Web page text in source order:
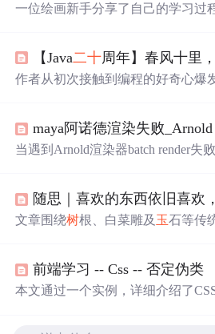
一位绘画新手分享了自己的学习过
【Java二十周年】春风十里
作者从初次接触到编程的好奇心爆
maya阿诺德渲染失败
当遇到Arnold渲染器batch render失
xml文件复制到maya的bin/
解决渲染设置窗口异常和切换渲染
文章围绕树根、白菜雕及 玉石等传
当下珍惜的哲理性反思，聚焦材质
意识等核心信息技术可建模的人文
前端学习 -- Css -- 否定伪类
本文通过一个实例，详细介绍了